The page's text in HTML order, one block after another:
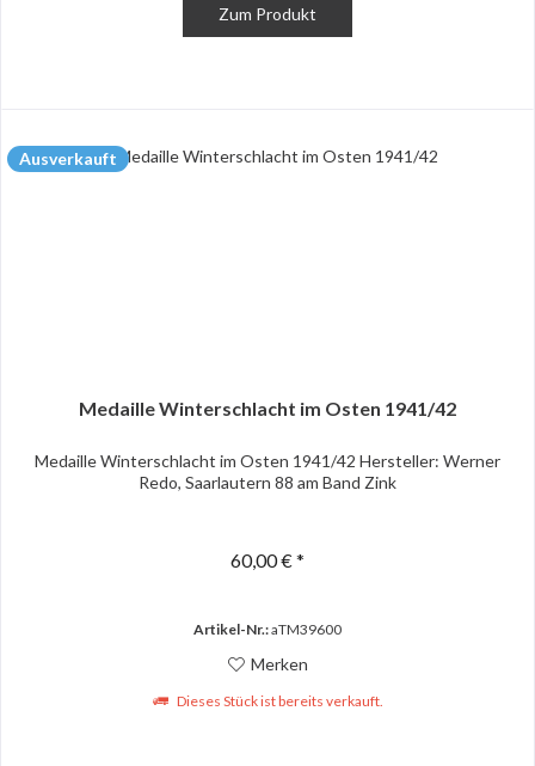
Zum Produkt
Ausverkauft
Medaille Winterschlacht im Osten 1941/42
Medaille Winterschlacht im Osten 1941/42 Hersteller: Werner
Redo, Saarlautern 88 am Band Zink
60,00 € *
Artikel-Nr.:aTM39600
Merken
Dieses Stück ist bereits verkauft.